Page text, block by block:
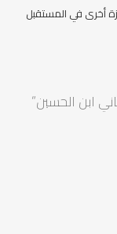
أخرى في المستقبل